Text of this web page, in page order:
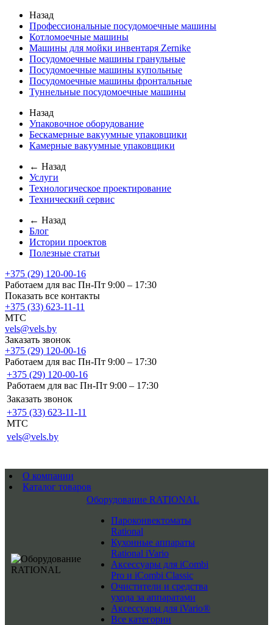
Назад
Профессиональные посудомоечные машины
Котломоечные машины
Машины для мойки инвентаря Zernike
Посудомоечные машины гранульные
Посудомоечные машины купольные
Посудомоечные машины фронтальные
Туннельные посудомоечные машины
Назад
Упаковочное оборудование
Бескамерные вакуумные упаковщики
Камерные вакуумные упаковщики
← Назад
Услуги
Технологическое проектирование
Технический сервис
← Назад
Блог
Истории проектов
Полезные статьи
+375 (29) 120-00-16
Работаем для вас Пн-Пт 9:00 – 17:30
Показать все контакты
+375 (33) 623-11-11
MTC
vels@vels.by
Заказать звонок
+375 (29) 120-00-16
Работаем для вас Пн-Пт 9:00 – 17:30
+375 (29) 120-00-16
Работаем для вас Пн-Пт 9:00 – 17:30
Заказать звонок
+375 (33) 623-11-11
MTC
vels@vels.by
О компании
Каталог товаров
Оборудование RATIONAL
Пароконвектоматы
Rational
Кухонные аппараты
Rational iVario
Аксессуары для iCombi
Pro и iCombi Classic
Очистители и средства
ухода за аппаратами
Аксессуары для iVario®
Все категории